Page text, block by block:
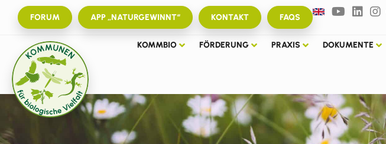
FORUM APP „NATURGEWINNT“ KONTAKT FAQS
KOMMBIO FÖRDERUNG PRAXIS DOKUMENTE